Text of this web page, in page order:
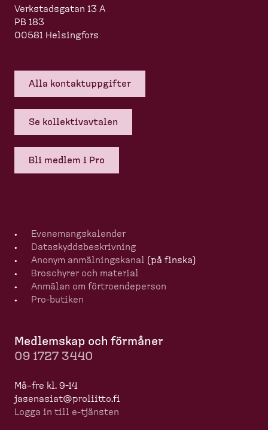
Verkstadsgatan 13 A
PB 183
00581 Helsingfors
Alla kontakt­upp­gifter
Se kollek­tivavtalen
Bli medlem i Pro
Evenemangska­lender
Dataskydds­be­skrivning
Anonym anmälningskanal
(på finska)
Broschyrer och material
Anmälan om förtro­en­de­person
Pro-​butiken
Medlemskap och förmåner
09 1727 3440
Må–fre kl. 9-14
jasenasiat@proliitto.fi
Logga in till e-​tjänsten